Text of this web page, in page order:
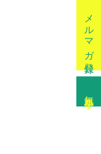
メルマガ登録